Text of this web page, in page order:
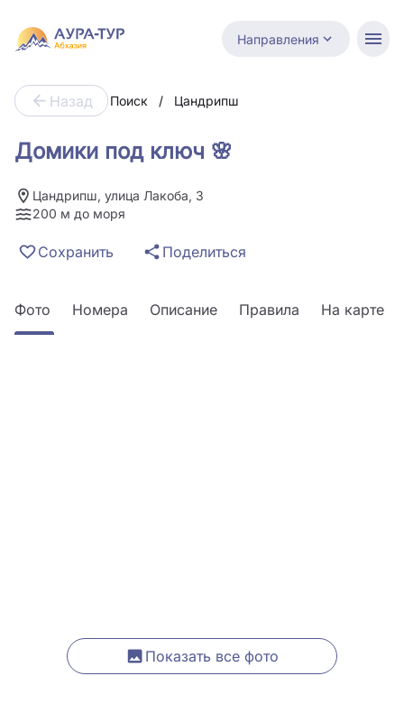
Направления
Назад Поиск / Цандрипш
Домики под ключ 🌸
Цандрипш, улица Лакоба, 3
200 м до моря
Сохранить Поделиться
Фото Номера Описание Правила На карте
Показать все фото